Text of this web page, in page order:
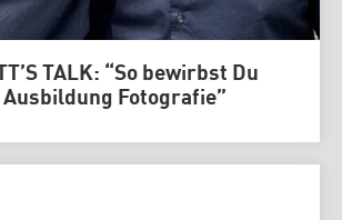
TALK: “So bewirbst Du
Ausbildung Fotografie”